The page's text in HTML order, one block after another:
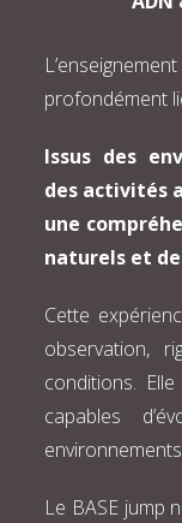
profondément
Issus des
des activités
une
naturels et
Cette
observation,
conditions.
capables
Le BASE jump